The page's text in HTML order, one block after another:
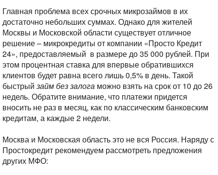
Главная проблема всех срочных микрозаймов в их
достаточно небольших суммах. Однако для жителей
Москвы и Московской области существует отличное
решение – микрокредиты от компании «Просто Кредит
24», предоставляемый в размере до 35 000 рублей. При
этом процентная ставка для впервые обратившихся
клиентов будет равна всего лишь 0,5% в день. Такой
быстрый займ без залога можно взять на срок от 10 до 26
недель. Обратите внимание, что платежи придется
вносить не раз в месяц, как по классическим банковским
кредитам, а каждые 2 недели.
Москва и Московская область это не вся Россия. Наряду с
Простокредит рекомендуем рассмотреть предложения
других МФО: